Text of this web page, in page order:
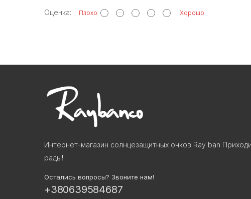
Оценка: Плохо Хорошо
Интернет-магазин солнцезащитных очков Ray ban
рады!
Остались вопросы? Звоните нам!
+380639584687